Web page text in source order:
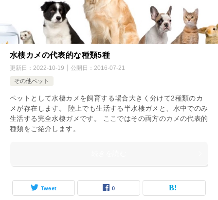
水棲カメの代表的な種類5種
更新日： 2022-10-19 公開日： 2016-07-21
その他ペット
ペットとして水棲カメを飼育する場合大きく分けて2種類のカ
メが存在します。 陸上でも生活する半水棲ガメと、水中でのみ
生活する完全水棲ガメです。 ここではその両方のカメの代表的
種類をご紹介します。
Tweet 0